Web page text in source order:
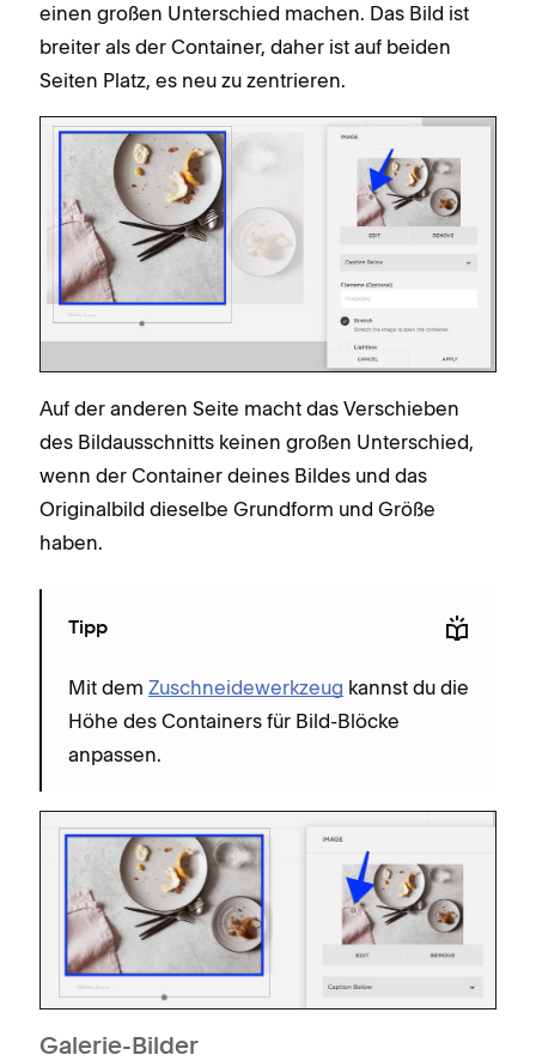
einen großen Unterschied machen. Das Bild ist
breiter als der Container, daher ist auf beiden
Seiten Platz, es neu zu zentrieren.
Auf der anderen Seite macht das Verschieben
des Bildausschnitts keinen großen Unterschied,
wenn der Container deines Bildes und das
Originalbild dieselbe Grundform und Größe
haben.
Tipp
Mit dem Zuschneidewerkzeug kannst du die
Höhe des Containers für Bild-Blöcke
anpassen.
Galerie-Bilder